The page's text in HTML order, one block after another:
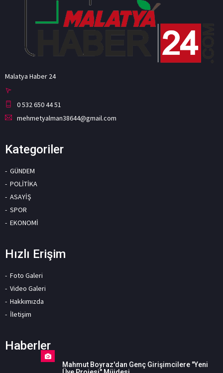
Malatya Haber 24
0 532 650 44 51
mehmetyalman38644@gmail.com
Kategoriler
GÜNDEM
POLİTİKA
ASAYİŞ
SPOR
EKONOMİ
Hızlı Erişim
Foto Galeri
Video Galeri
Hakkımızda
İletişim
Haberler
Mahmut Boyraz'dan Genç Girişimcilere "Yeni